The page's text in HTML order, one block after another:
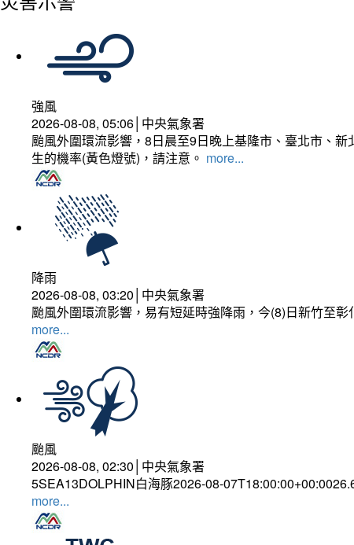
強風
2026-08-08, 05:06│中央氣象署
颱風外圍環流影響，8日晨至9日晚上基隆市、臺北市、
生的機率(黃色燈號)，請注意。 more...
降雨
2026-08-08, 03:20│中央氣象署
颱風外圍環流影響，易有短延時強降雨，今(8)日新竹至
more...
颱風
2026-08-08, 02:30│中央氣象署
5SEA13DOLPHIN白海豚2026-08-
more...